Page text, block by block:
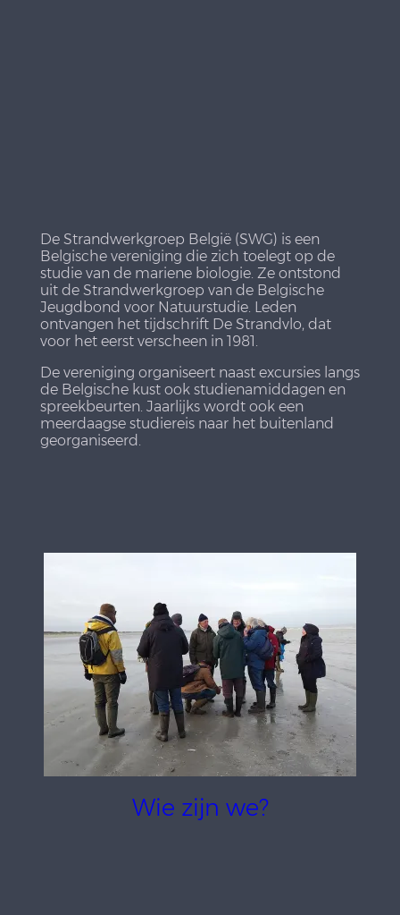
De Strandwerkgroep België (SWG) is een
Belgische vereniging die zich toelegt op de
studie van de mariene biologie. Ze ontstond
uit de Strandwerkgroep van de Belgische
Jeugdbond voor Natuurstudie. Leden
ontvangen het tijdschrift De Strandvlo, dat
voor het eerst verscheen in 1981.
De vereniging organiseert naast excursies langs
de Belgische kust ook studienamiddagen en
spreekbeurten. Jaarlijks wordt ook een
meerdaagse studiereis naar het buitenland
georganiseerd.
Wie zijn we?